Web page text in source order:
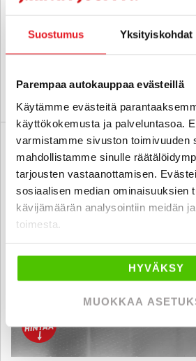
Suostumus Yksityiskohdat
Parempaa autokauppaa evästeillä
Käytämme evästeitä
käyttökokemusta ja palveluntasoa.
varmistamme sivuston toimivuuden
mahdollistamme sinulle
tarjousten vastaanottamisen.
sosiaalisen median ominaisuuksien
kävijämäärän analysointiin meidän
toimesta.
HYVÄKSY
MUOKKAA
2023
, Automaatti, Sähkö, 58 000 km
35 900 €
alk. 320 € / kk
6 kk korotonta ja kulutonta